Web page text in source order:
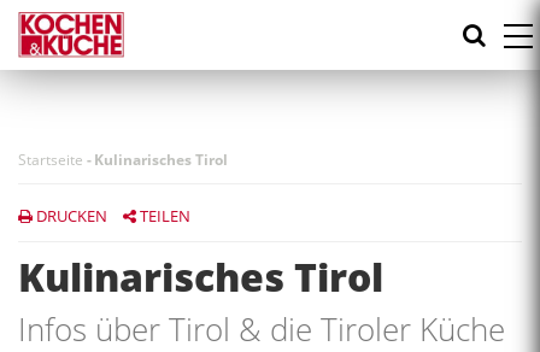
Direkt
zum
Inhalt
Startseite -Kulinarisches Tirol
DRUCKEN TEILEN
Kulinarisches Tirol
Infos über Tirol & die Tiroler Küche